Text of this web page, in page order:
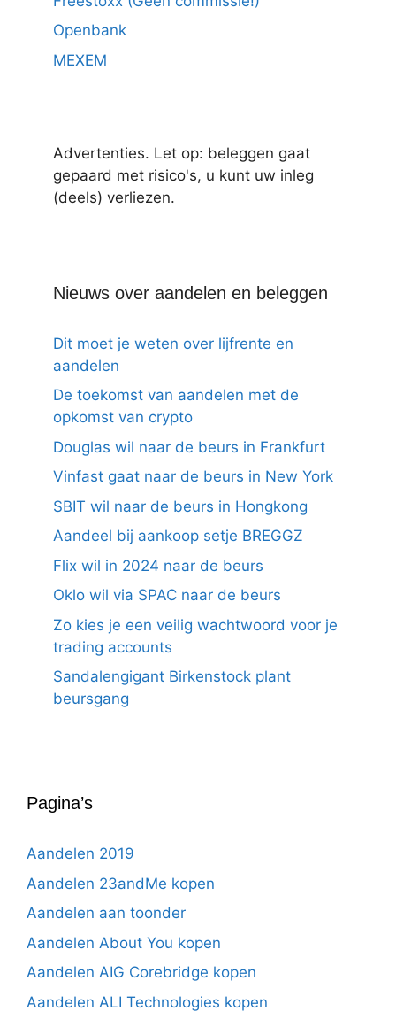
Openbank
MEXEM
Advertenties. Let op: beleggen gaat
gepaard met risico's, u kunt uw inleg
(deels) verliezen.
Nieuws over aandelen en beleggen
Dit moet je weten over lijfrente en
aandelen
De toekomst van aandelen met de
opkomst van crypto
Douglas wil naar de beurs in Frankfurt
Vinfast gaat naar de beurs in New York
SBIT wil naar de beurs in Hongkong
Aandeel bij aankoop setje BREGGZ
Flix wil in 2024 naar de beurs
Oklo wil via SPAC naar de beurs
Zo kies je een veilig wachtwoord voor je
trading accounts
Sandalengigant Birkenstock plant
beursgang
Pagina’s
Aandelen 2019
Aandelen 23andMe kopen
Aandelen aan toonder
Aandelen About You kopen
Aandelen AIG Corebridge kopen
Aandelen ALI Technologies kopen